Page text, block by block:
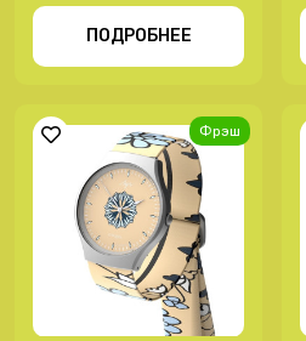
ПОДРОБНЕЕ
Фрэш